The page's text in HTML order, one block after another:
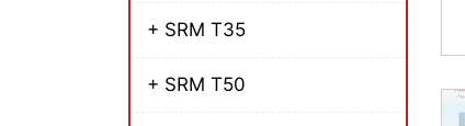
+ SRM T35
+ SRM T50